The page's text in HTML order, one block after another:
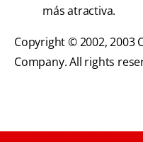
más atractiva.
Copyright © 2002, 2003
Company. All rights